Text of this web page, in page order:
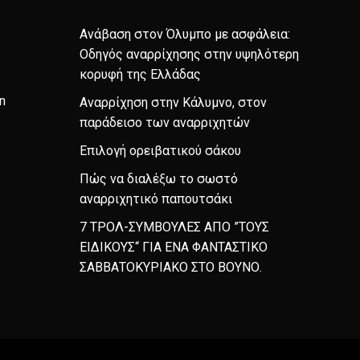
Ανάβαση στον Όλυμπο με ασφάλεια:
Οδηγός αναρρίχησης στην υψηλότερη
κορυφή της Ελλάδας
Αναρρίχηση στην Κάλυμνο, στον
παράδεισο των αναρριχητών
Επιλογή ορειβατικού σάκου
Πώς να διαλέξω το σωστό
αναρριχητικό παπουτσάκι
7 ΤΡΟΛ-ΣΥΜΒΟΥΛΕΣ ΑΠΟ ”ΤΟΥΣ
ΕΙΔΙΚΟΥΣ“ ΓΙΑ ΕΝΑ ΦΑΝΤΑΣΤΙΚΟ
ΣΑΒΒΑΤΟΚΥΡΙΑΚΟ ΣΤΟ ΒΟΥΝΟ.